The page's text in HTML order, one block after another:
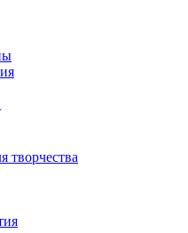
творчества